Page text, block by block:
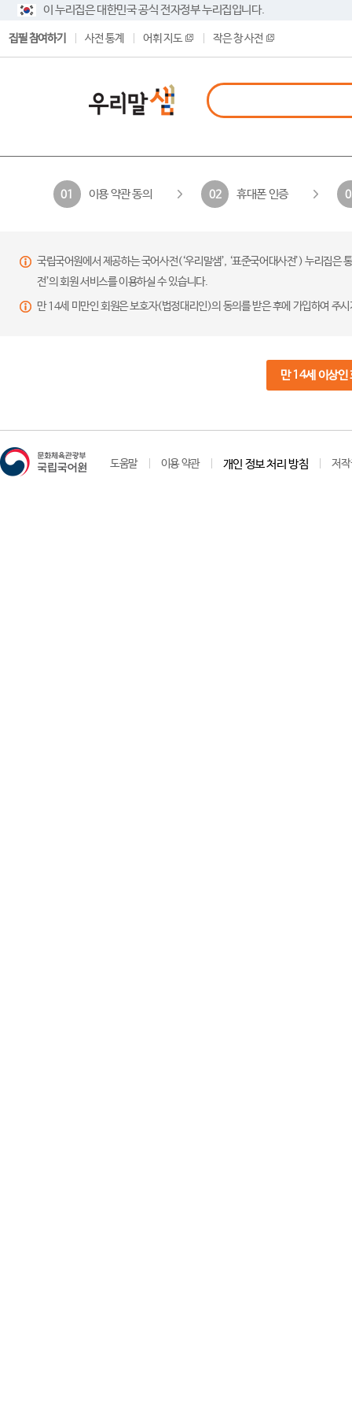
이 누리집은 대한민국 공식 전자정부 누리집입니다.
집필 참여하기 사전 통계 어휘 지도 작은 창 사전
01 이용 약관 동의 02 휴대폰 인증
국립국어원에서 제공하는 국어사전(‘우리말샘’, ‘표준국어대사전’) 누리집
전’의 회원 서비스를 이용하실 수 있습니다.
만 14세 미만인 회원은 보호자(법정대리인)의 동의를 받은 후에 가입하여 주
만 14세 이상인
도움말 이용 약관 개인 정보 처리 방침 저